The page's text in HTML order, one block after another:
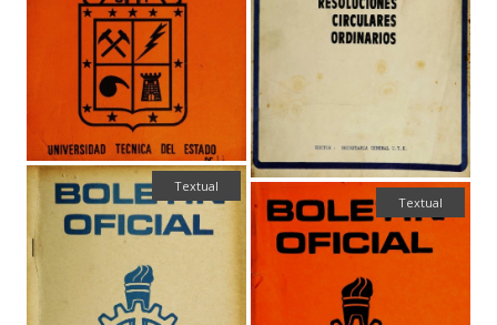
Textual
Textual